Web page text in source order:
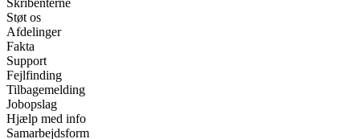
Skribenterne
Støt os
Afdelinger
Fakta
Support
Fejlfinding
Tilbagemelding
Jobopslag
Hjælp med info
Samarbejdsform